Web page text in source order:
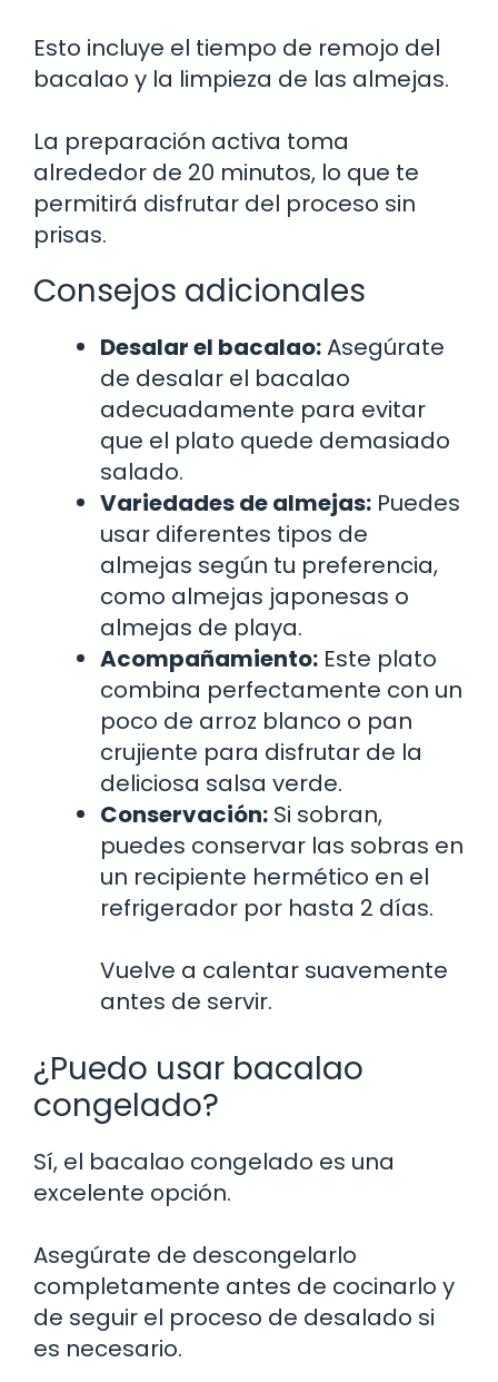
Esto incluye el tiempo de remojo del
bacalao y la limpieza de las almejas.
La preparación activa toma
alrededor de 20 minutos, lo que te
permitirá disfrutar del proceso sin
prisas.
Consejos adicionales
Desalar el bacalao:Asegúrate
de desalar el bacalao
adecuadamente para evitar
que el plato quede demasiado
salado.
Variedades de almejas: Puedes
usar diferentes tipos de
almejas según tu preferencia,
como almejas japonesas o
almejas de playa.
Acompañamiento: Este plato
combina perfectamente con un
poco de arroz blanco o pan
crujiente para disfrutar de la
deliciosa salsa verde.
Conservación: Si sobran,
puedes conservar las sobras en
un recipiente hermético en el
refrigerador por hasta 2 días.
Vuelve a calentar suavemente
antes de servir.
¿Puedo usar bacalao
congelado?
Sí, el bacalao congelado es una
excelente opción.
Asegúrate de descongelarlo
completamente antes de cocinarlo y
de seguir el proceso de desalado si
es necesario.